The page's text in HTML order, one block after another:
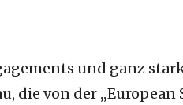
und ganz
die von der „European